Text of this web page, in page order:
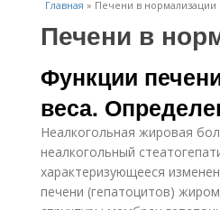
Главная » Печени в нормализации
Печени в
Функции
веса.
Неалкогольная жировая
неалкогольный
характеризующееся
печени (гепатоцитов)